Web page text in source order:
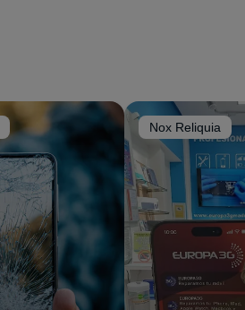
Nox Reliquia